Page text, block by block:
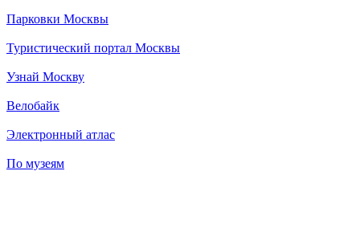
Парковки Москвы
Туристический портал Москвы
Узнай Москву
Велобайк
Электронный атлас
По музеям